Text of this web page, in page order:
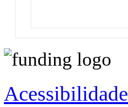
Acessibilidade